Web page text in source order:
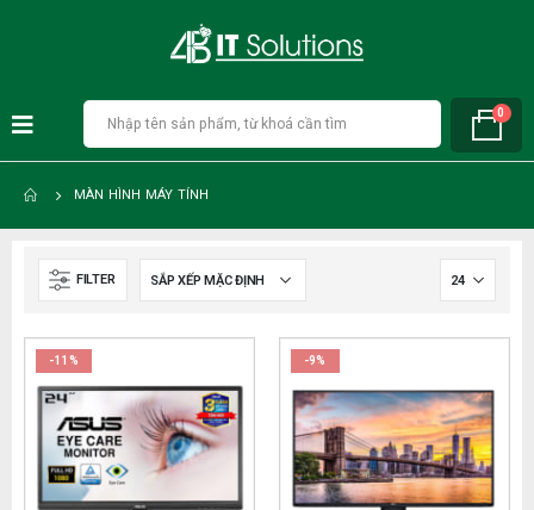
0
MÀN HÌNH MÁY TÍNH
FILTER
-11% -9%